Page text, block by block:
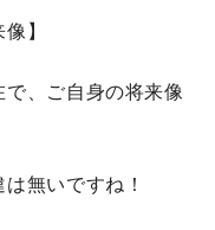
】
、ご自身の将来像
無いですね！